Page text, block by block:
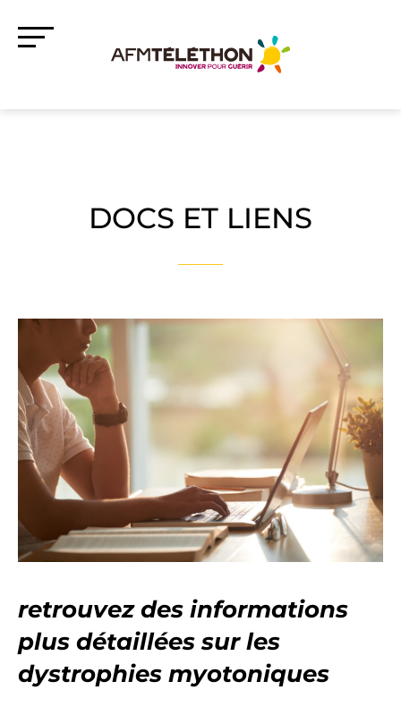
DOCS ET LIENS
retrouvez des informations
plus détaillées sur les
dystrophies myotoniques